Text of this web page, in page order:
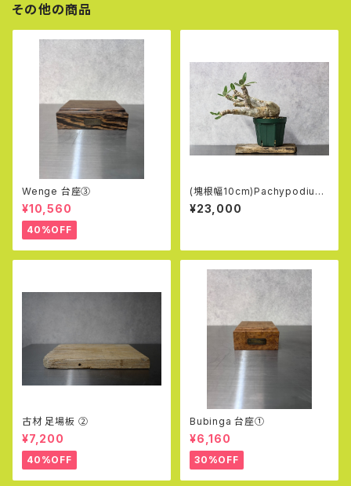
その他の商品
Wenge 台座③
¥10,560
40%OFF
(塊根幅10cm)Pachypodium
Densiflorum
¥23,000
古材 足場板 ②
¥7,200
40%OFF
Bubinga 台座①
¥6,160
30%OFF